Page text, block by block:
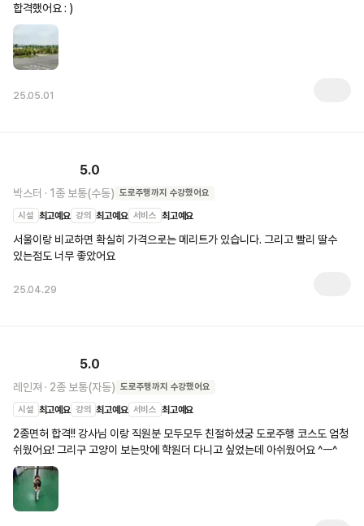
합격했어요 : )
25.05.01
5.0
박스터 · 1종 보통(수동) 도로주행까지 수강했어요
시설 최고예요 강의 최고예요 서비스 최고예요
서울이랑 비교하면 확실히 가격으로는 메리트가 있습니다. 그리고 빨리 딸수
있는점도 너무 좋았어요
25.04.29
5.0
레인져 · 2종 보통(자동) 도로주행까지 수강했어요
시설 최고예요 강의 최고예요 서비스 최고예요
2종면허 합격!! 강사님 이랑 직원분 모두모두 친절하셨궁 도로주행 코스도 엄청
쉬웠어요! 그리구 고양이 보는맛에 학원더 다니고 싶었는데 아쉬웠어요 ^ㅡ^